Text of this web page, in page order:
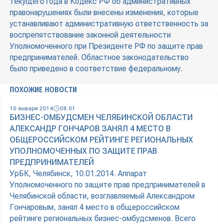
правонарушениях были внесены изменения, которые
устанавливают административную ответственность за
воспрепятствование законной деятельности
Уполномоченного при Президенте РФ по защите прав
предпринимателей. Областное законодательство
было приведено в соответствие федеральному.
ПОХОЖИЕ НОВОСТИ
10 января 2014 08:01
БИЗНЕС-ОМБУДСМЕН ЧЕЛЯБИНСКОЙ ОБЛАСТИ
АЛЕКСАНДР ГОНЧАРОВ ЗАНЯЛ 4 МЕСТО В
ОБЩЕРОССИЙСКОМ РЕЙТИНГЕ РЕГИОНАЛЬНЫХ
УПОЛНОМОЧЕННЫХ ПО ЗАЩИТЕ ПРАВ
ПРЕДПРИНИМАТЕЛЕЙ
УрБК, Челябинск, 10.01.2014. Аппарат
Уполномоченного по защите прав предпринимателей в
Челябинской области, возглавляемый Александром
Гончаровым, занял 4 место в общероссийском
рейтинге региональных бизнес-омбудсменов. Всего